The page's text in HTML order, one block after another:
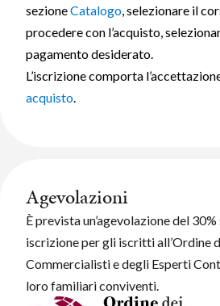
sezioneCatalogo, selezionare il
procedere con l’acquisto,
pagamento desiderato.
L’iscrizione comporta
acquisto.
Agevolazioni
È prevista un’agevolazione del
iscrizione per gli iscritti all’Ordine
Commercialisti e degli Esperti
loro familiari conviventi.